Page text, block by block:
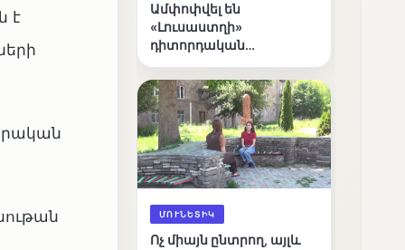
է
Ամփոփվել են
«Լուսաստղի»
դիտորդական
արդյունքները
ՄՈՒՆԵՏԻԿ
Ոչ միայն ընտրող, այլև